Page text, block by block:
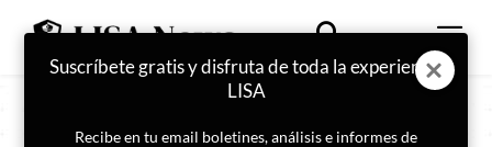
Suscríbete gratis y disfruta de toda la experiencia
LISA
Recibe en tu email boletines, análisis e informes de